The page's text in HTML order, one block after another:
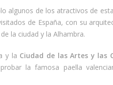
algunos de los atractivos de
de España, con su
la ciudad y la Alhambra.
y la Ciudad de las Artes y las
la famosa paella